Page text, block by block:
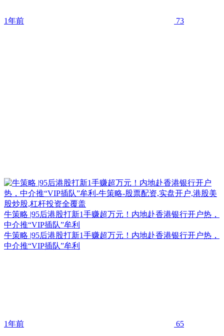
1年前 73
牛策略 |95后港股打新1手赚超万元！内地赴香港银行开户热，
中介推“VIP插队”牟利
牛策略 |95后港股打新1手赚超万元！内地赴香港银行开户热，
中介推“VIP插队”牟利
1年前 65